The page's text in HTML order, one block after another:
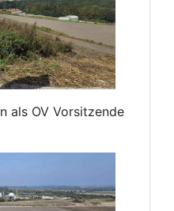
als OV Vorsitzende